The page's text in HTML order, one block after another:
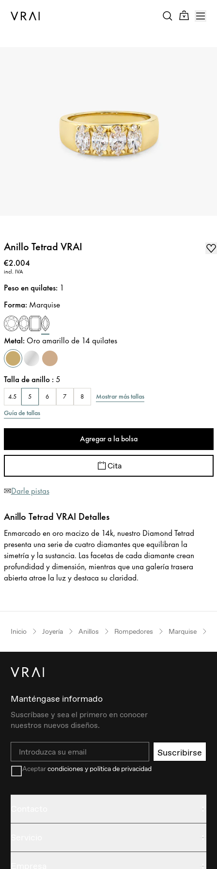
Anillo Tetrad VRAI
Precio:
€2.004
incl. IVA
Peso en quilates: 1
Forma: Marquise
Metal: Oro amarillo de 14 quilates
Talla de anillo : 5
4.5 5 6 7 8
Mostrar más tallas
Guía de tallas
Agregar a la bolsa
Cita
Darle pistas
Anillo Tetrad VRAI Detalles
Enmarcado en oro macizo de 14k, nuestro Diamond Tetrad
presenta una serie de cuatro diamantes que equilibran la
simetría y la sustancia. Las facetas de cada diamante crean
profundidad y dimensión, mientras que una galería trasera
abierta atrae la luz y destaca su claridad.
Inicio Joyería Anillos Rompedores Marquise
Manténgase informado
Suscríbase y sea el primero en conocer
nuestros nuevos diseños.
Email Suscribirse
Aceptarcondiciones y política de privacidad